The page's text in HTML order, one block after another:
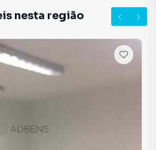
nesta região